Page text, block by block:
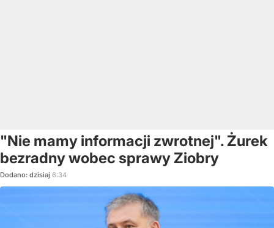
"Nie mamy informacji zwrotnej". Żurek
bezradny wobec sprawy Ziobry
Dodano: dzisiaj 6:34